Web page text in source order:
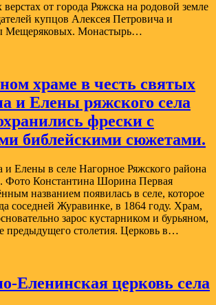
от города Ряжска на родовой земле
купцов Алексея Петровича и
Мещеряковых. Монастырь…
храме в честь святых
и Елены ряжского села
фрески с
библейскими сюжетами.
Елены в селе Нагорное Ряжского района
Фото Константина Шорина Первая
названием появилась в селе, которое
соседней Журавинке, в 1864 году. Храм,
зарос кустарником и бурьяном,
предыдущего столетия. Церковь в…
Еленинская церковь села